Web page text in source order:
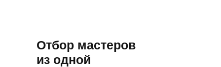
Отбор мастеров
из одной